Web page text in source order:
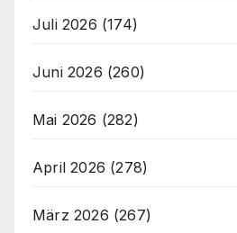
Juli 2026 (174)
Juni 2026 (260)
Mai 2026 (282)
April 2026 (278)
März 2026 (267)